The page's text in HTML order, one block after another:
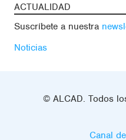
ACTUALIDAD
Suscríbete a nuestra
Noticias
© ALCAD. Todos
Canal